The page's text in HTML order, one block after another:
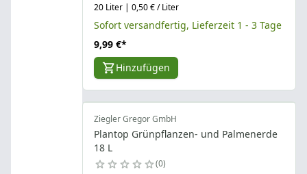
20 Liter | 0,50 € / Liter
Sofort versandfertig, Lieferzeit 1 - 3 Tage
9,99 €*
Hinzufügen
Ziegler Gregor GmbH
Plantop Grünpflanzen- und Palmenerde
18 L
0